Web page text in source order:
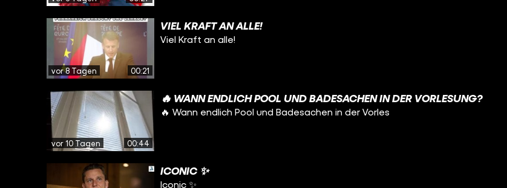
vor 8 Tagen 00:21
VIEL KRAFT AN ALLE!
Viel Kraft an alle!
vor 10 Tagen 00:44
🔥 WANN ENDLICH POOL UND BADESACHEN IN DER VORLESUNG?
🔥 Wann endlich Pool und Badesachen in der Vorles
ICONIC ✨
Iconic ✨